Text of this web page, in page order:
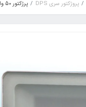
پروژکتور سری DPS پرژکتور 50 وات سری DPS